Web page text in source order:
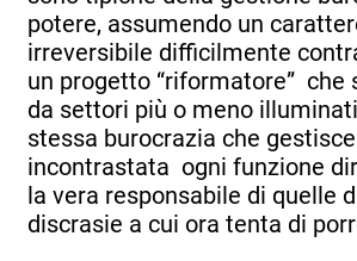
potere, assumendo un
irreversibile difficilmente
un progetto “riformatore” che
da settori più o meno
stessa burocrazia che gestisce
incontrastata ogni funzione
la vera responsabile di quelle
discrasie a cui ora tenta di